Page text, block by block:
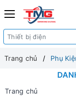
Trang chủ Phụ
Trang chủ